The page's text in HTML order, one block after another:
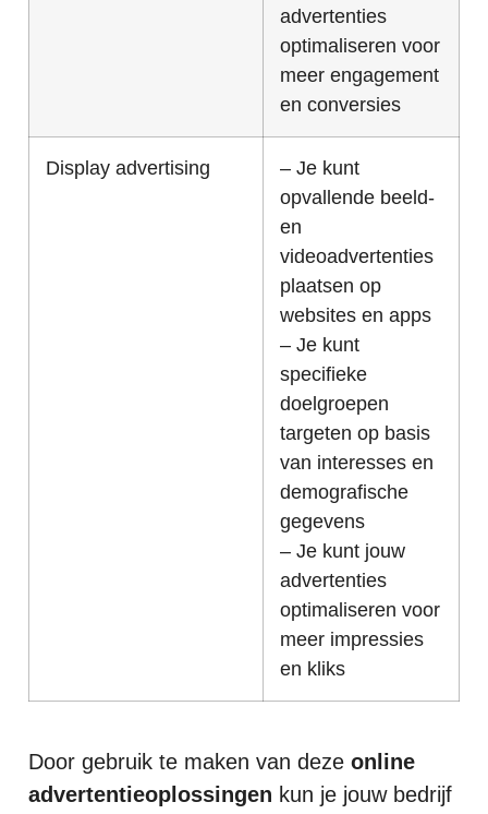
advertenties
optimaliseren voor
meer engagement
en conversies
Display advertising
– Je kunt
opvallende beeld-
en
videoadvertenties
plaatsen op
websites en apps
– Je kunt
specifieke
doelgroepen
targeten op basis
van interesses en
demografische
gegevens
– Je kunt jouw
advertenties
optimaliseren voor
meer impressies
en kliks
Door gebruik te maken van deze online
advertentieoplossingen kun je jouw bedrijf